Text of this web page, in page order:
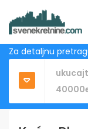
Za detaljnu